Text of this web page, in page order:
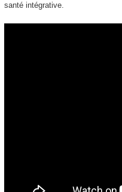
santé intégrative.